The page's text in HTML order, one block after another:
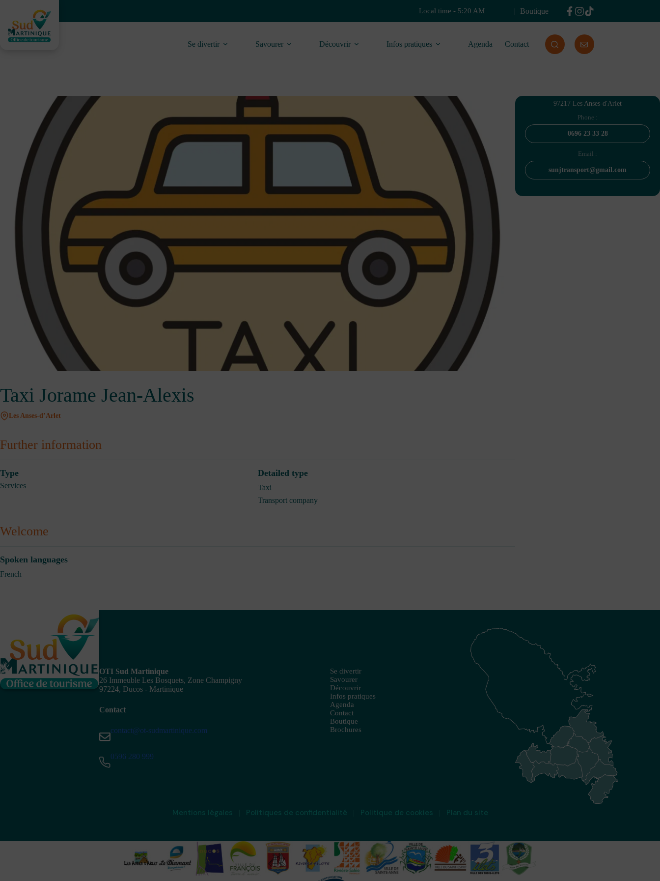
content
Local time - 5:20 AM Boutique
Se divertir Savourer Découvrir Infos pratiques Agenda Contact
Taxi Jorame Jean-Alexis
Les Anses-d’Arlet
Further information
Type
Services
Detailed type
Taxi
Transport company
Welcome
Spoken languages
French
97217 Les Anses-d'Arlet
Phone :
0696 23 33 28
Email :
sunjtransport@gmail.com
OTI Sud Martinique
26 Immeuble Les Bosquets, Zone Champigny
97224, Ducos - Martinique
Contact
contact@ot-sudmartinique.com
0596 280 999
Se divertir
Savourer
Découvrir
Infos pratiques
Agenda
Contact
Boutique
Brochures
Mentions légales Politiques de confidentialité Politique de cookies Plan du site